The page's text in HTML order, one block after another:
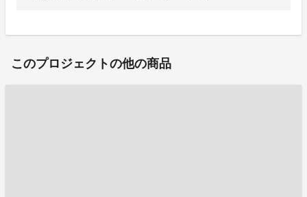
このプロジェクトの他の商品